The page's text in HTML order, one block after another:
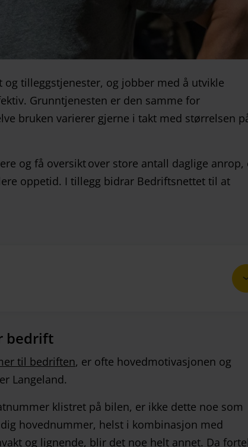
tilleggstjenester, og jobber med å utvikle
Grunntjenesten er den samme for
bruken varierer gjerne i takt med størrelsen
og få oversikt over store antall daglige anrop,
oppetid. I tillegg bidrar Bedriftsnettet til at
bedrift
til bedriften, er ofte hovedmotivasjonen og
Langeland.
klistret på bilen, er ikke dette noe som
hovednummer, helst i kombinasjon med
og lignende, blir det noe helt annet. Da